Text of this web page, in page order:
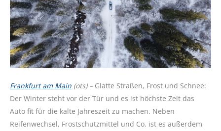
Frankfurt am Main (ots) – Glatte Straßen, Frost und Schnee:
Der Winter steht vor der Tür und es ist höchste Zeit das
Auto fit für die kalte Jahreszeit zu machen. Neben
Reifenwechsel, Frostschutzmittel und Co. ist es außerdem